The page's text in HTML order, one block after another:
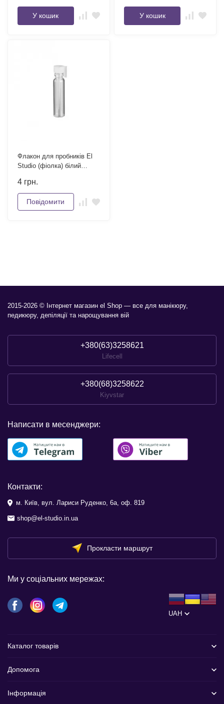
У кошик У кошик
Флакон для пробників El
Studio (фіолка) білий
4 грн.
Повідомити
2015-2026 © Інтернет магазин el Shop — все для манікюру,
педикюру, депіляції та нарощування вій
+380(63)3258621
Lifecell
+380(68)3258622
Kiyvstar
Написати в месенджери:
Контакти:
м. Київ, вул. Лариси Руденко, 6а, оф. 819
shop@el-studio.in.ua
Прокласти маршрут
Ми у соціальних мережах:
UAH
Каталог товарів
Допомога
Інформація